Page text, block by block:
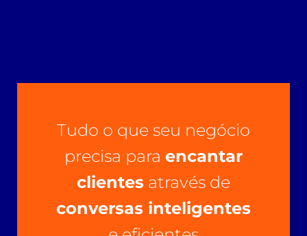
Tudo o que seu negócio
precisa para encantar
clientes através de
conversas inteligentes